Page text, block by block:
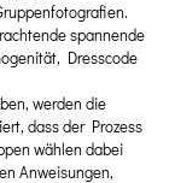
spannende
Dresscode
werden die
dass der Prozess
wählen dabei
Anweisungen,